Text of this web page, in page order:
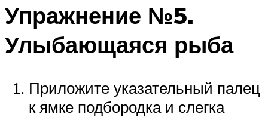
Упражнение №5.
Улыбающаяся рыба
Приложите указательный палец
к ямке подбородка и слегка